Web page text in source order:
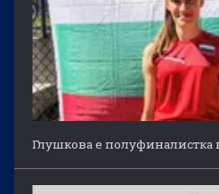
Глушкова е